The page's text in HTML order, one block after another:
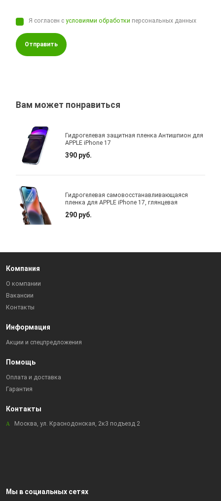
Я согласен сусловиями обработки персональных данных
Отправить
Вам может понравиться
Гидрогелевая защитная пленка Антишпион для
APPLE iPhone 17
390 руб.
Гидрогелевая самовосстанавливающаяся
пленка для APPLE iPhone 17, глянцевая
290 руб.
Компания
О компании
Вакансии
Контакты
Информация
Акции и спецпредложения
Помощь
Оплата и доставка
Гарантия
Контакты
Москва, ул. Краснодонская, 2к3 подъезд 2
Мы в социальных сетях